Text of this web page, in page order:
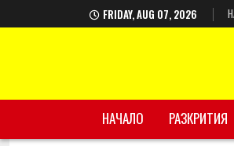
FRIDAY, AUG 07, 2026
НАЧАЛО РАЗКРИТИЯ